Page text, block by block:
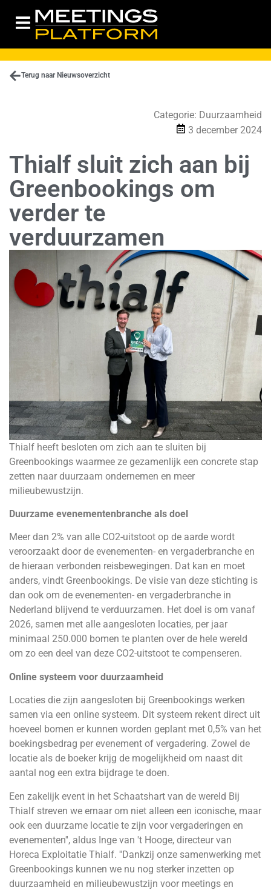
Terug naar Nieuwsoverzicht
Categorie: Duurzaamheid
3 december 2024
Thialf sluit zich aan bij
Greenbookings om
verder te
verduurzamen
Thialf heeft besloten om zich aan te sluiten bij
Greenbookings waarmee ze gezamenlijk een concrete stap
zetten naar duurzaam ondernemen en meer
milieubewustzijn.
Duurzame evenementenbranche als doel
Meer dan 2% van alle CO2-uitstoot op de aarde wordt
veroorzaakt door de evenementen- en vergaderbranche en
de hieraan verbonden reisbewegingen. Dat kan en moet
anders, vindt Greenbookings. De visie van deze stichting is
dan ook om de evenementen- en vergaderbranche in
Nederland blijvend te verduurzamen. Het doel is om vanaf
2026, samen met alle aangesloten locaties, per jaar
minimaal 250.000 bomen te planten over de hele wereld
om zo een deel van deze CO2-uitstoot te compenseren.
Online systeem voor duurzaamheid
Locaties die zijn aangesloten bij Greenbookings werken
samen via een online systeem. Dit systeem rekent direct uit
hoeveel bomen er kunnen worden geplant met 0,5% van het
boekingsbedrag per evenement of vergadering. Zowel de
locatie als de boeker krijg de mogelijkheid om naast dit
aantal nog een extra bijdrage te doen.
Een zakelijk event in het Schaatshart van de wereld Bij
Thialf streven we ernaar om niet alleen een iconische, maar
ook een duurzame locatie te zijn voor vergaderingen en
evenementen'', aldus Inge van 't Hooge, directeur van
Horeca Exploitatie Thialf. ''Dankzij onze samenwerking met
Greenbookings kunnen we nu nog sterker inzetten op
duurzaamheid en milieubewustzijn voor meetings en